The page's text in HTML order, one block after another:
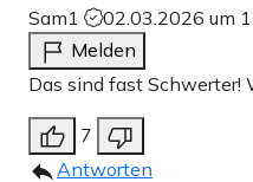
Sam1
02.03.2026 um
Melden
Das sind fast Schwerter!
7
Antworten